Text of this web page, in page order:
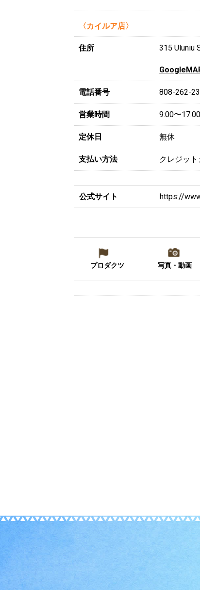
〈カイルア店〉
住所 315 Uluniu
電話番号 808-262-
営業時間 9:00〜
定休日 無休
支払い方法 クレジット
公式サイト https://
プロダクツ 写真・動画